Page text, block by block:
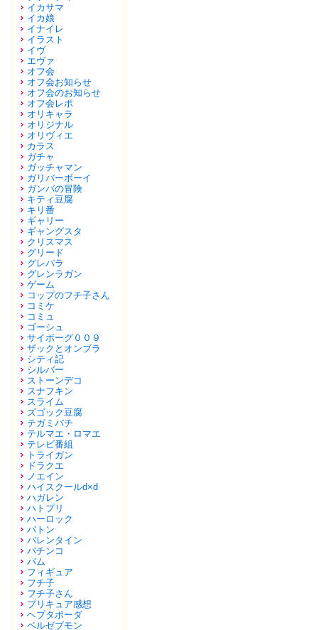
イカサマ
イカ娘
イナイレ
イラスト
イヴ
エヴァ
オフ会
オフ会お知らせ
オフ会のお知らせ
オフ会レポ
オリキャラ
オリジナル
オリヴィエ
カラス
ガチャ
ガッチャマン
ガリバーボーイ
ガンバの冒険
キティ豆腐
キリ番
ギャリー
ギャングスタ
クリスマス
グリード
グレパラ
グレンラガン
ゲーム
コップのフチ子さん
コミケ
コミュ
ゴーシュ
サイボーグ００９
ザックとオンブラ
シティ記
シルバー
ストーンデコ
スナフキン
スライム
ズゴック豆腐
テガミバチ
テルマエ・ロマエ
テレビ番組
トライガン
ドラクエ
ノエイン
ハイスクールd×d
ハガレン
ハトプリ
ハーロック
バトン
バレンタイン
パチンコ
パム
フィギュア
フチ子
フチ子さん
プリキュア感想
ヘプタポーダ
ベルゼブモン